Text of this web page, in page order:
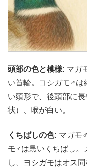
頭部の色と模様: マガ
い首輪。ヨシガモ♂は
い頭形で、後頭部に
状）、喉が白い。
くちばしの色: マガモ
モ♂は黒いくちばし。
し、ヨシガモはオス